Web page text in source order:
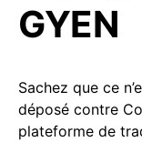
GYEN
Sachez que ce
déposé contre
plateforme de